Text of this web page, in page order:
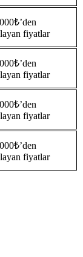
fiyatlar
fiyatlar
fiyatlar
fiyatlar